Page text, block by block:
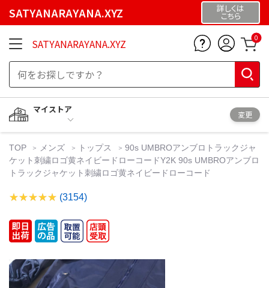
SATYANARAYANA.XYZ 詳しくは
こちら
SATYANARAYANA.XYZ 0
マイストア
変更
TOP メンズ トップス
90s UMBROアンブロトラックジャ
ケット刺繍ロゴ黄ネイビードローコードY2K 90s UMBROアンブロ
トラックジャケット刺繍ロゴ黄ネイビードローコード
(3154)